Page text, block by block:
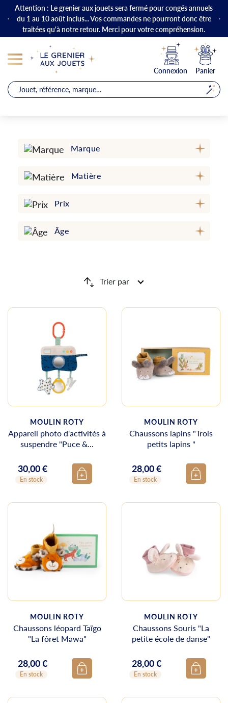
Attention : Le grenier aux jouets sera fermé pour congés annuels
du 1 au 10 août inclus... Vos commandes ne pourront donc être
traitées qu'à notre retour. Merci pour votre compréhension.
Connexion Panier
Marque
Matière
Prix
Âge
Trier par
MOULIN ROTY
Appareil photo d'activités à
suspendre "Puce &...
Prix
30,00 €
En stock
MOULIN ROTY
Chaussons lapins "Trois
petits lapins "
Prix
28,00 €
En stock
MOULIN ROTY
Chaussons léopard Taïgo
"La fôret Mawa"
Prix
28,00 €
En stock
MOULIN ROTY
Chaussons Souris "La
petite école de danse"
Prix
28,00 €
En stock